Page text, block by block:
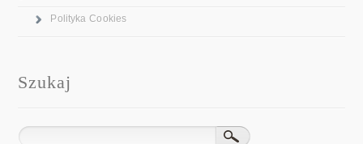
Polityka Cookies
Szukaj